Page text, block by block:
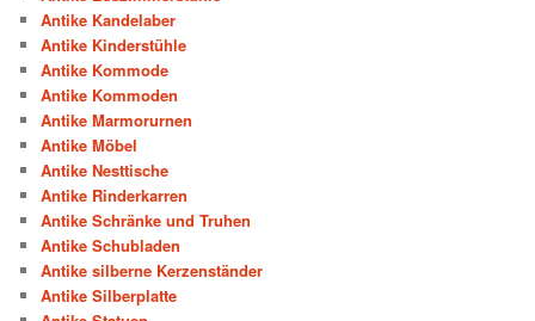
Antike Kandelaber
Antike Kinderstühle
Antike Kommode
Antike Kommoden
Antike Marmorurnen
Antike Möbel
Antike Nesttische
Antike Rinderkarren
Antike Schränke und Truhen
Antike Schubladen
Antike silberne Kerzenständer
Antike Silberplatte